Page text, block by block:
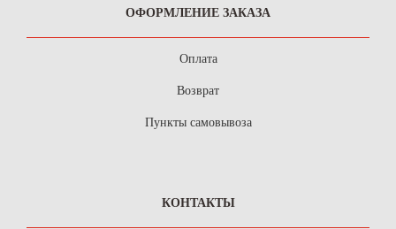
ОФОРМЛЕНИЕ ЗАКАЗА
Оплата
Возврат
Пункты самовывоза
КОНТАКТЫ